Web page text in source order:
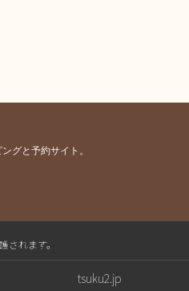
グと予約サイト。
れます。
tsuku2.jp